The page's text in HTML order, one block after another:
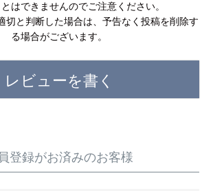
ウォシュレッ
給湯器 コンロ
はできませんのでご注意ください。
切と判断した場合は、予告なく投稿を削除す
る場合がございます。
レビューを書く
登録がお済みのお客様